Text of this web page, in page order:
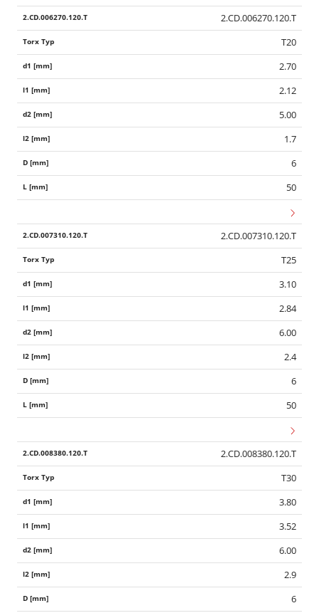
2.CD.006270.120.T
T20
2.70
2.12
5.00
1.7
6
50
2.CD.007310.120.T
T25
3.10
2.84
6.00
2.4
6
50
2.CD.008380.120.T
T30
3.80
3.52
6.00
2.9
6